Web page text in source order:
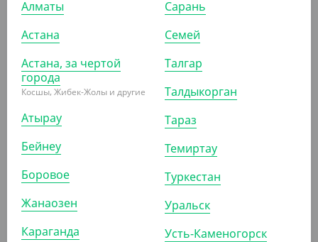
1 240
(24.80₸
Cтакан бумажный 400 мл, красный, однослойный, d 90
мм
-20%
Алматы
Астана
Астана, за чертой
города
Косшы, Жибек-Жолы и другие
Атырау
Бейнеу
Боровое
Жанаозен
Караганда
Сарань
Семей
Талгар
Талдыкорган
Тараз
Темиртау
Туркестан
Уральск
Усть-Каменогорск